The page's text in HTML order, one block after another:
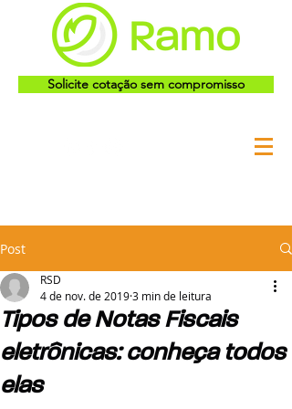
Solicite cotação sem compromisso
Post
Tipos de Notas Fiscais
eletrônicas: conheça todos
elas
RSD
4 de nov. de 20193 min de leitura